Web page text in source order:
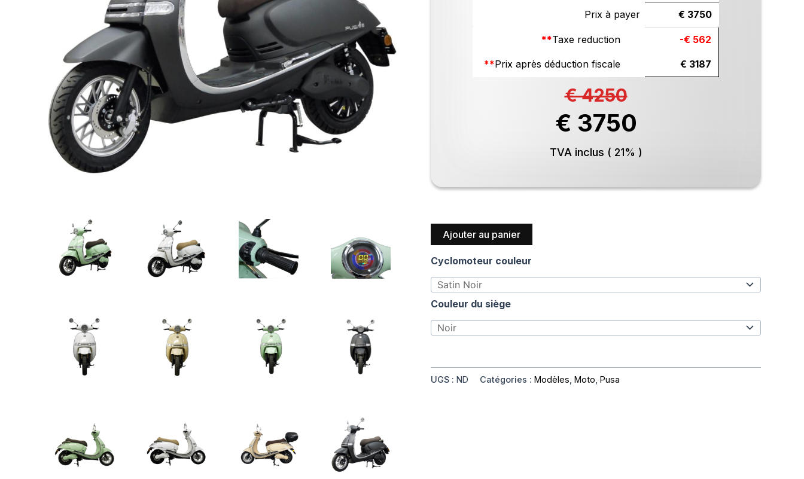
Prix à payer € 3750
**Taxe reduction -€ 562
**Prix après déduction fiscale € 3187
€ 4250
€ 3750
TVA inclus ( 21% )
Cyclomoteur couleur
Couleur du siège
Ajouter au panier
UGS : ND Catégories : Modèles Moto Pusa